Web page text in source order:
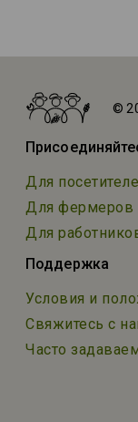
События
Xixón Folk
©
Для
Для фермеров
Для
Поддержка
Условия и
Свяжитесь с
Часто